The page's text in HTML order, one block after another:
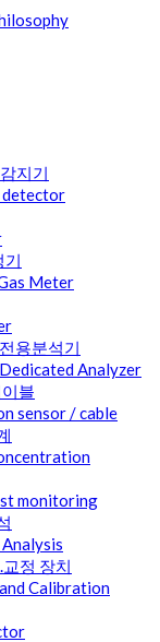
지기
detector
기
Meter
용분석기
Analyzer
블
sensor / cable
monitoring
정 장치
Calibration